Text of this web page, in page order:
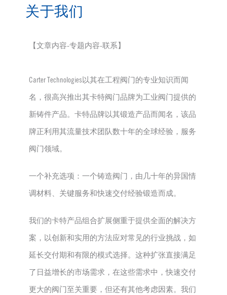
关于我们
【文章内容-专题内容-联系】
Carter Technologies以其在工程阀门的专业知识而闻
名，很高兴推出其卡特阀门品牌为工业阀门提供的
新铸件产品。卡特品牌以其锻造产品而闻名，该品
牌正利用其流量技术团队数十年的全球经验，服务
阀门领域。
一个补充选项：一个铸造阀门，由几十年的异国情
调材料、关键服务和快速交付经验锻造而成。
我们的卡特产品组合扩展侧重于提供全面的解决方
案，以创新和实用的方法应对常见的行业挑战，如
延长交付期和有限的模式选择。这种扩张直接满足
了日益增长的市场需求，在这些需求中，快速交付
更大的阀门至关重要，但还有其他考虑因素。我们